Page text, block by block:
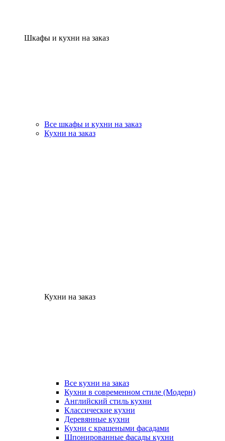
Шкафы и кухни на заказ
Все шкафы и кухни на заказ
Кухни на заказ
Кухни на заказ
Все кухни на заказ
Кухни в современном стиле (Модерн)
Английский стиль кухни
Классические кухни
Деревянные кухни
Кухни с крашеными фасадами
Шпонированные фасады кухни